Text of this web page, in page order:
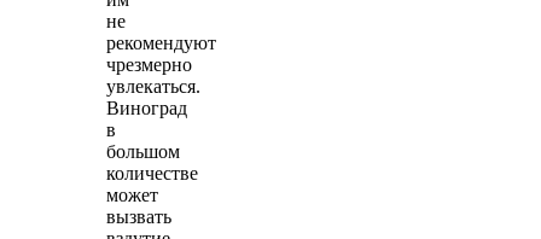
не
рекомендуют
чрезмерно
увлекаться.
Виноград
в
большом
количестве
может
вызвать